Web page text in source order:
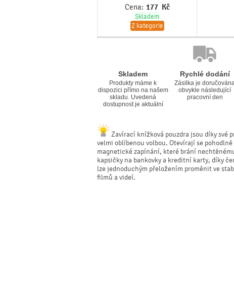
Cena: 177 Kč
Skladem
Z kategorie
Skladem
Produkty máme k
dispozici přímo na našem
skladu. Uvedená
dostupnost je aktuální
Rychlé dodání
Zásilka je
obvykle následující
pracovní den
Zavírací knížková pouzdra jsou díky své
velmi oblíbenou volbou. Otevírají se
magnetické zapínání, které brání
kapsičky na bankovky a kreditní karty, díky
lze jednoduchým přeložením proměnit ve
filmů a videí.